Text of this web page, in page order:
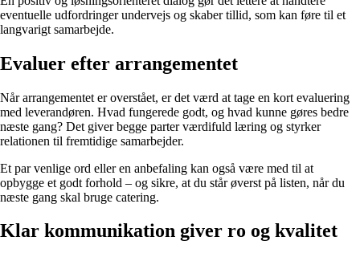
eventuelle udfordringer undervejs og skaber tillid, som kan føre til et
langvarigt samarbejde.
Evaluer efter arrangementet
Når arrangementet er overstået, er det værd at tage en kort evaluering
med leverandøren. Hvad fungerede godt, og hvad kunne gøres bedre
næste gang? Det giver begge parter værdifuld læring og styrker
relationen til fremtidige samarbejder.
Et par venlige ord eller en anbefaling kan også være med til at
opbygge et godt forhold – og sikre, at du står øverst på listen, når du
næste gang skal bruge catering.
Klar kommunikation giver ro og kvalitet